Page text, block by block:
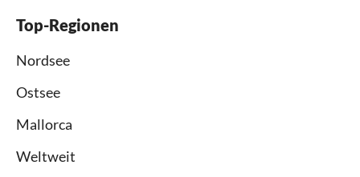
Top-Regionen
Nordsee
Ostsee
Mallorca
Weltweit